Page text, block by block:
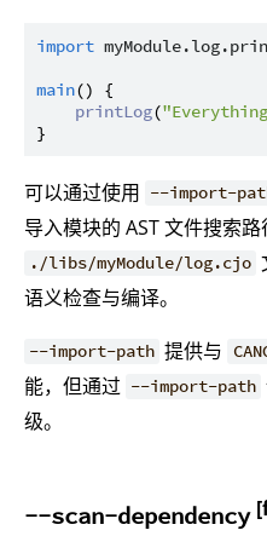
import
main() {
printLog(
可以通过使用 --import-
导入模块的 AST 文件搜索路
./libs/myModule/log.cjo
语义检查与编译。
--import-path 提供与
能，但通过 --import-path
级。
--scan-dependency